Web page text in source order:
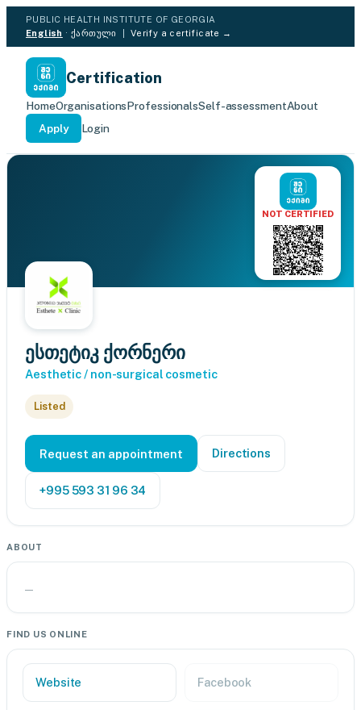
PUBLIC HEALTH INSTITUTE OF GEORGIA
English ·ქართული Verify a certificate →
Certification
HomeOrganisationsProfessionalsSelf-assessmentAbout
Apply
Login
NOT CERTIFIED
ესთეტიკ ქორნერი
Aesthetic / non-surgical cosmetic
Listed
Request an appointment Directions
+995 593 31 96 34
ABOUT
—
FIND US ONLINE
Website Facebook